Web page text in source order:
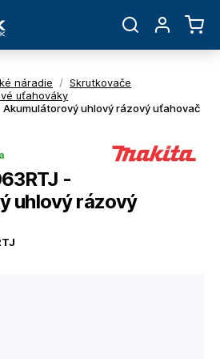
náradie / Skrutkovače
uťahováky
Akumulátorový uhlový rázový uťahovač
-
uhlový rázový